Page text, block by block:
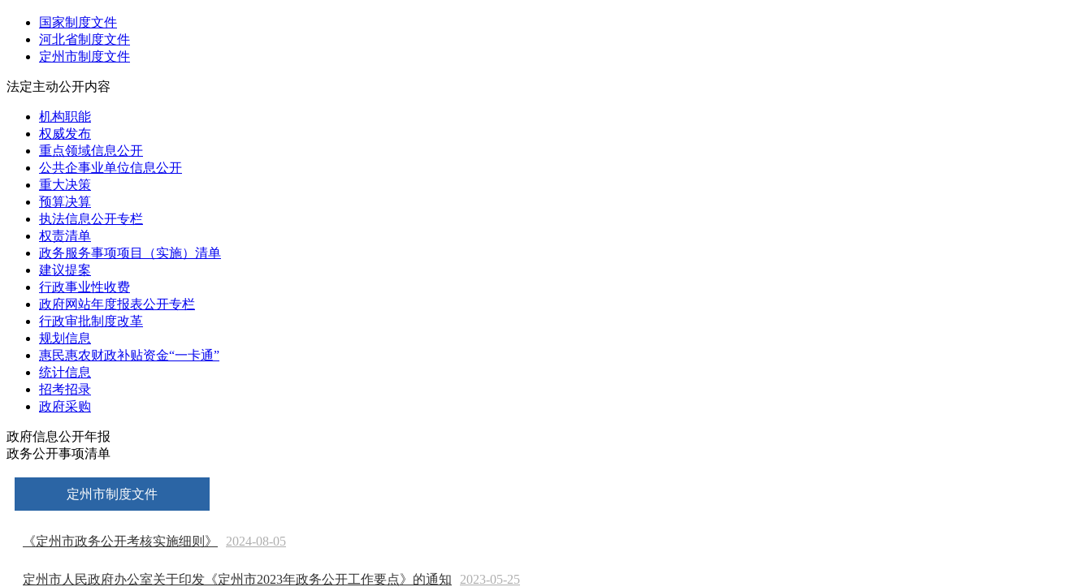
国家制度文件
河北省制度文件
定州市制度文件
法定主动公开内容
机构职能
权威发布
重点领域信息公开
公共企事业单位信息公开
重大决策
预算决算
执法信息公开专栏
权责清单
政务服务事项项目（实施）清单
建议提案
行政事业性收费
政府网站年度报表公开专栏
行政审批制度改革
规划信息
惠民惠农财政补贴资金“一卡通”
统计信息
招考招录
政府采购
政府信息公开年报
政务公开事项清单
定州市制度文件
《定州市政务公开考核实施细则》 2024-08-05
定州市人民政府办公室关于印发《定州市2023年政务公开工作要点》的通知 2023-05-25